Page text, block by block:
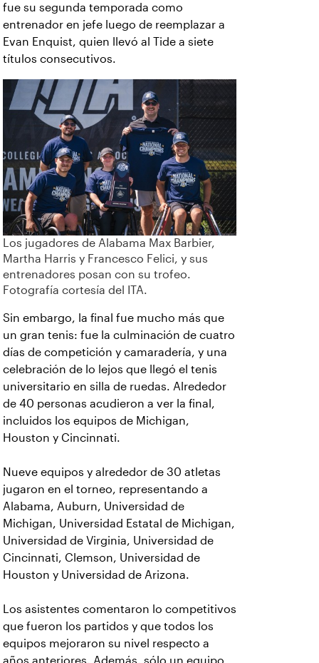
fue su segunda temporada como
entrenador en jefe luego de reemplazar a
Evan Enquist, quien llevó al Tide a siete
títulos consecutivos.
Los jugadores de Alabama Max Barbier,
Martha Harris y Francesco Felici, y sus
entrenadores posan con su trofeo.
Fotografía cortesía del ITA.
Sin embargo, la final fue mucho más que
un gran tenis: fue la culminación de cuatro
días de competición y camaradería, y una
celebración de lo lejos que llegó el tenis
universitario en silla de ruedas. Alrededor
de 40 personas acudieron a ver la final,
incluidos los equipos de Michigan,
Houston y Cincinnati.
Nueve equipos y alrededor de 30 atletas
jugaron en el torneo, representando a
Alabama, Auburn, Universidad de
Michigan, Universidad Estatal de Michigan,
Universidad de Virginia, Universidad de
Cincinnati, Clemson, Universidad de
Houston y Universidad de Arizona.
Los asistentes comentaron lo competitivos
que fueron los partidos y que todos los
equipos mejoraron su nivel respecto a
años anteriores. Además, sólo un equipo